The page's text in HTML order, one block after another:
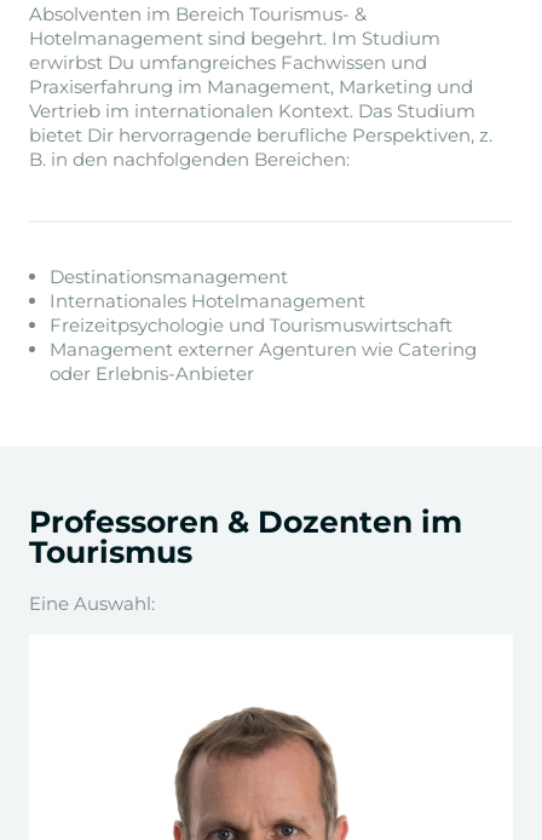
Absolventen im Bereich Tourismus- &
Hotelmanagement sind begehrt. Im Studium
erwirbst Du umfangreiches Fachwissen und
Praxiserfahrung im Management, Marketing und
Vertrieb im internationalen Kontext. Das Studium
bietet Dir hervorragende berufliche Perspektiven, z.
B. in den nachfolgenden Bereichen:
Destinationsmanagement
Internationales Hotelmanagement
Freizeitpsychologie und Tourismuswirtschaft
Management externer Agenturen wie Catering
oder Erlebnis-Anbieter
Professoren & Dozenten im
Tourismus
Eine Auswahl: